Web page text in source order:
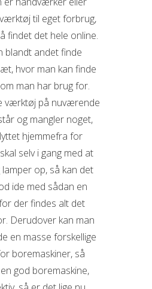
til eget forbrug,
findet det hele online.
blandt andet finde
hvor man kan finde
man har brug for.
værktøj på nuværende
og mangler noget,
hjemmefra for
selv i gang med at
op, så kan det
ide med sådan en
der findes alt det
Derudover kan man
en masse forskellige
boremaskiner, så
god boremaskine,